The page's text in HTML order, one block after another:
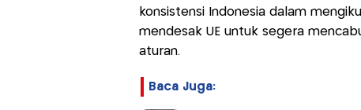
konsistensi Indonesia dalam
mendesak UE untuk segera
aturan.
Baca Juga: